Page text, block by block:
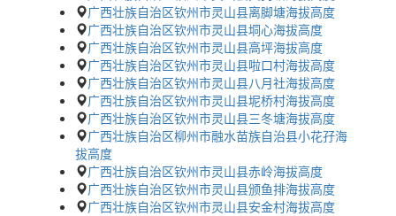
广西壮族自治区钦州市灵山县离脚塘海拔高度
广西壮族自治区钦州市灵山县垌心海拔高度
广西壮族自治区钦州市灵山县高坪海拔高度
广西壮族自治区钦州市灵山县啦口村海拔高度
广西壮族自治区钦州市灵山县八月社海拔高度
广西壮族自治区钦州市灵山县坭桥村海拔高度
广西壮族自治区钦州市灵山县三冬塘海拔高度
广西壮族自治区柳州市融水苗族自治县小花孖海
拔高度
广西壮族自治区钦州市灵山县赤岭海拔高度
广西壮族自治区钦州市灵山县颁鱼排海拔高度
广西壮族自治区钦州市灵山县安金村海拔高度